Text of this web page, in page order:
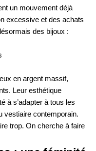
un mouvement déjà
excessive et des achats
des bijoux :
en argent massif,
Leur esthétique
à s’adapter à tous les
vestiaire contemporain.
trop. On cherche à faire